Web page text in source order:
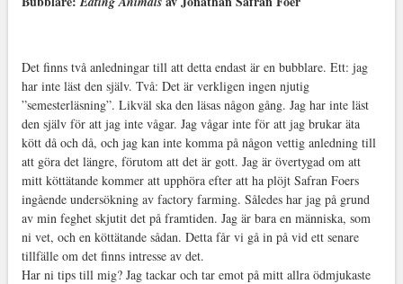
Det finns två anledningar till att detta endast är en bubblare. Ett: jag
har inte läst den själv. Två: Det är verkligen ingen njutig
”semesterläsning”. Likväl ska den läsas någon gång. Jag har inte läst
den själv för att jag inte vågar. Jag vågar inte för att jag brukar äta
kött då och då, och jag kan inte komma på någon vettig anledning till
att göra det längre, förutom att det är gott. Jag är övertygad om att
mitt köttätande kommer att upphöra efter att ha plöjt Safran Foers
ingående undersökning av factory farming. Således har jag på grund
av min feghet skjutit det på framtiden. Jag är bara en människa, som
ni vet, och en köttätande sådan. Detta får vi gå in på vid ett senare
tillfälle om det finns intresse av det.
Har ni tips till mig? Jag tackar och tar emot på mitt allra ödmjukaste